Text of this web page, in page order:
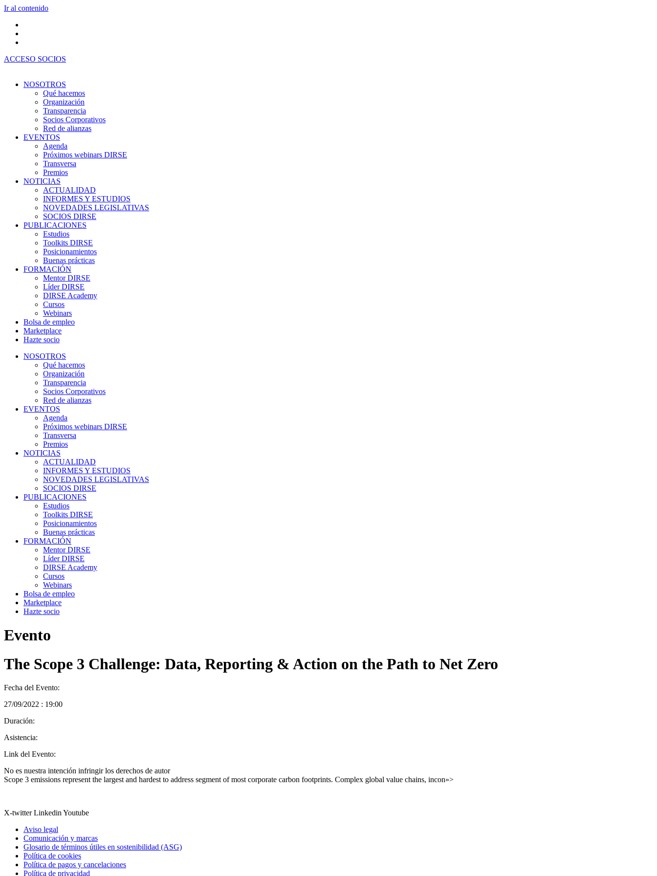
Ir al contenido
ACCESO SOCIOS
NOSOTROS
Qué hacemos
Organización
Transparencia
Socios Corporativos
Red de alianzas
EVENTOS
Agenda
Próximos webinars DIRSE
Transversa
Premios
NOTICIAS
ACTUALIDAD
INFORMES Y ESTUDIOS
NOVEDADES LEGISLATIVAS
SOCIOS DIRSE
PUBLICACIONES
Estudios
Toolkits DIRSE
Posicionamientos
Buenas prácticas
FORMACIÓN
Mentor DIRSE
Líder DIRSE
DIRSE Academy
Cursos
Webinars
Bolsa de empleo
Marketplace
Hazte socio
NOSOTROS
Qué hacemos
Organización
Transparencia
Socios Corporativos
Red de alianzas
EVENTOS
Agenda
Próximos webinars DIRSE
Transversa
Premios
NOTICIAS
ACTUALIDAD
INFORMES Y ESTUDIOS
NOVEDADES LEGISLATIVAS
SOCIOS DIRSE
PUBLICACIONES
Estudios
Toolkits DIRSE
Posicionamientos
Buenas prácticas
FORMACIÓN
Mentor DIRSE
Líder DIRSE
DIRSE Academy
Cursos
Webinars
Bolsa de empleo
Marketplace
Hazte socio
Evento
The Scope 3 Challenge: Data, Reporting & Action on the Path to Net Zero
Fecha del Evento:
27/09/2022 : 19:00
Duración:
Asistencia:
Link del Evento:
No es nuestra intención infringir los derechos de autor
Scope 3 emissions represent the largest and hardest to address segment of most corporate carbon footprints. Complex global value chains, incon»>
X-twitter Linkedin Youtube
Aviso legal
Comunicación y marcas
Glosario de términos útiles en sostenibilidad (ASG)
Política de cookies
Política de pagos y cancelaciones
Política de privacidad